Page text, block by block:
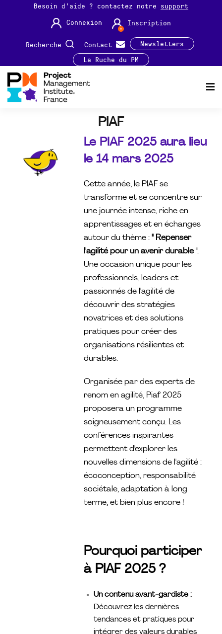
Besoin d'aide ? contactez notre support
Connexion
Inscription
Recherche Contact
Newsletters
La Ruche du PM
PIAF
Le PIAF 2025 aura lieu
le 14 mars 2025
Cette année, le PIAF se
transforme et se concentre sur
une journée intense, riche en
apprentissages et en échanges
autour du thème :" Repenser
l'agilité pour un avenir durable".
Une occasion unique pour les
professionnels, leaders et
passionnés de l'agilité de
découvrir des stratégies
novatrices et des solutions
pratiques pour créer des
organisations résilientes et
durables.
Organisée par des experts de
renom en agilité, Piaf 2025
proposera un programme
soigneusement conçu. Les
conférences inspirantes
permettent d'explorer les
nouvelles dimensions de l'agilité :
écoconception, responsabilité
sociétale, adaptation à long
terme, et bien plus encore !
Pourquoi participer
à PIAF 2025 ?
Un contenu avant-gardiste :
Découvrez les dernières
tendances et pratiques pour
intégrer des valeurs durables